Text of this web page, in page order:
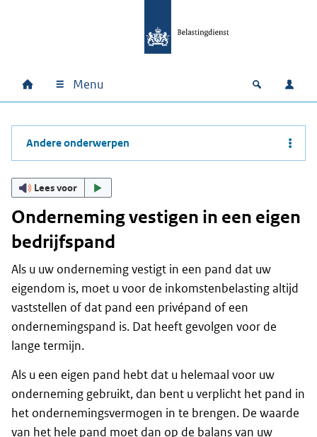
Hoofdnavigatie
Home Menu Open
Andere onderwerpen
Lees voor
Onderneming vestigen in een eigen
bedrijfspand
Als u uw onderneming vestigt in een pand dat uw
eigendom is, moet u voor de inkomstenbelasting altijd
vaststellen of dat pand een privépand of een
ondernemingspand is. Dat heeft gevolgen voor de
lange termijn.
Als u een eigen pand hebt dat u helemaal voor uw
onderneming gebruikt, dan bent u verplicht het pand in
het ondernemingsvermogen in te brengen. De waarde
van het hele pand moet dan op de balans van uw